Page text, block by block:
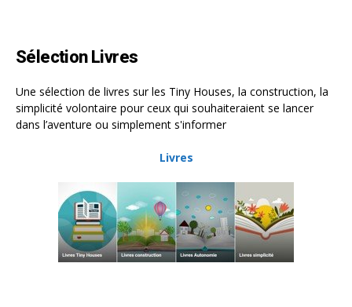
Sélection Livres
Une sélection de livres sur les Tiny Houses, la construction, la
simplicité volontaire pour ceux qui souhaiteraient se lancer
dans l’aventure ou simplement s'informer
Livres